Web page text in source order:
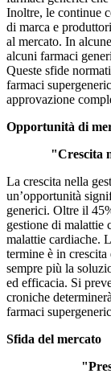
Inoltre, le continue
di marca e
al mercato. In
alcuni farmaci
Queste sfide
farmaci
approvazione
Opportunità di
"Crescita
La crescita nella
un’opportunità
generici. Oltre il
gestione di malattie
malattie cardiache.
termine è in
sempre più la
ed efficacia. Si
croniche
farmaci
Sfida del mercato